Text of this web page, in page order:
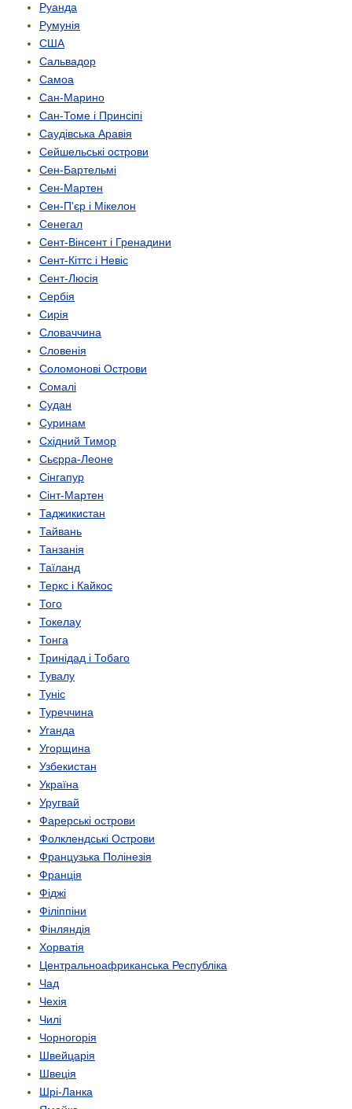
Руанда
Румунія
США
Сальвадор
Самоа
Сан-Марино
Сан-Томе і Принсіпі
Саудівська Аравія
Сейшельські острови
Сен-Бартельмі
Сен-Мартен
Сен-П'єр і Мікелон
Сенегал
Сент-Вінсент і Гренадини
Сент-Кіттс і Невіс
Сент-Люсія
Сербія
Сирія
Словаччина
Словенія
Соломонові Острови
Сомалі
Судан
Суринам
Східний Тимор
Сьєрра-Леоне
Сінгапур
Сінт-Мартен
Таджикистан
Тайвань
Танзанія
Таїланд
Теркс і Кайкос
Того
Токелау
Тонга
Тринідад і Тобаго
Тувалу
Туніс
Туреччина
Уганда
Угорщина
Узбекистан
Україна
Уругвай
Фарерські острови
Фолклендські Острови
Французька Полінезія
Франція
Фіджі
Філіппіни
Фінляндія
Хорватія
Центрально­африканська Республіка
Чад
Чехія
Чилі
Чорногорія
Швейцарія
Швеція
Шрі-Ланка